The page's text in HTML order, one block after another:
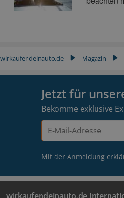
wirkaufendeinauto.de Magazin
Jetzt für
Bekomme exklusive
E-
Mail-
Mit der Anmeldung
wirkaufendeinauto.de